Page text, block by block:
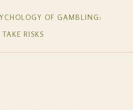
OF GAMBLING:
RISKS